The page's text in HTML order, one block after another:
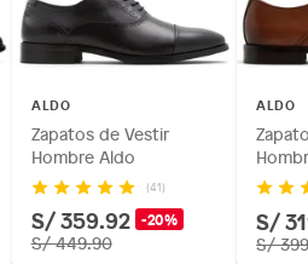
ALDO
Zapatos de Vestir
Hombre Aldo
(41)
S/ 359.92 -20%
S/ 449.90
ALDO
S/
S/